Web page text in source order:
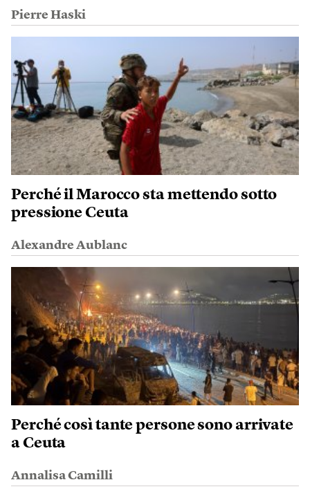
Pierre Haski
Perché il Marocco sta mettendo sotto
pressione Ceuta
Alexandre Aublanc
Perché così tante persone sono arrivate
a Ceuta
Annalisa Camilli